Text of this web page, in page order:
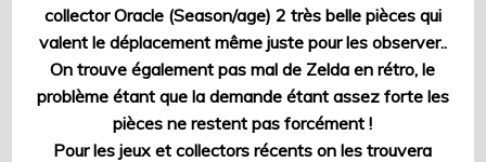
collector Oracle (Season/age) 2 très belle pièces qui
valent le déplacement même juste pour les observer..
On trouve également pas mal de Zelda en rétro, le
problème étant que la demande étant assez forte les
pièces ne restent pas forcément !
Pour les jeux et collectors récents on les trouvera